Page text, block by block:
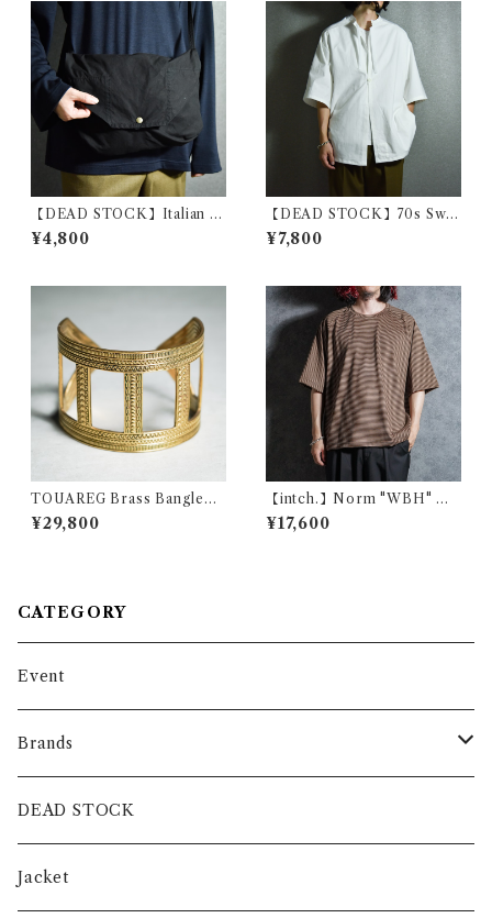
【DEAD STOCK】Italian A
rmy Cotton Shoulder Bag
イタリア軍 コットン ショルダ
¥4,800
【DEAD STOCK】70s Swe
dish Army Hospital Shirts
スウェーデン軍 ホスピタル シ
¥7,800
TOUAREG Brass Bangleト
ゥアレグ ブラス バングル 真鍮
155
¥29,800
【intch.】Norm "WBH" Me
rino Wool Raglan Sleeve T-
shirts Brown インチ "ノルム
¥17,600
CATEGORY
Event
Brands
intch.
SHUREN
DEAD STOCK
Jacket